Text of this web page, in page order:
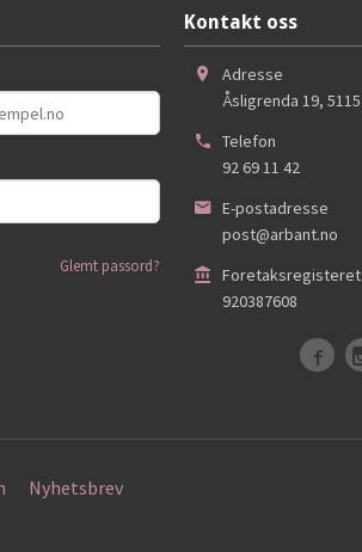
Glemt passord?
Kontakt oss
Adresse
Åsligrenda 19, 5115
Telefon
92 69 11 42
E-postadresse
post@arbant.no
Foretaksregisteret
920387608
Nyhetsbrev